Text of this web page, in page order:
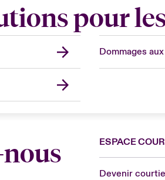
pour
Dommages
ESPACE
Devenir